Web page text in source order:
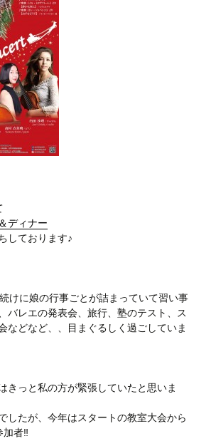
ディナー
しております♪
けに娘の行事ごとが詰まっていて習い事
バレエの発表会、旅行、塾のテスト、ス
などなど、、目まぐるしく過ごしていま
きっと私の方が緊張していたと思いま
したが、今年はスタートの教室大会から
加者‼︎